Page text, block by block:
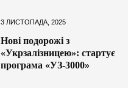
3 ЛИСТОПАДА, 2025
Нові подорожі з
«Укрзалізницею»: стартує
програма «УЗ-3000»